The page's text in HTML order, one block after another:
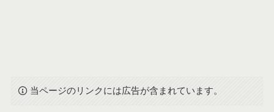
当ページのリンクには広告が含まれています。